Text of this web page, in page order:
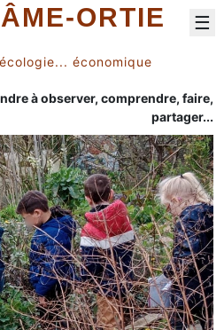
ORTIE
économique
à observer, comprendre, faire,
partager...
☰